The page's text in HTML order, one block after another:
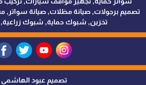
تصميم برجولات, صيانة مظلات, صيانة سواتر,
تخزين, شبوك حماية, شبوك
تصميم عبود الهاشمي